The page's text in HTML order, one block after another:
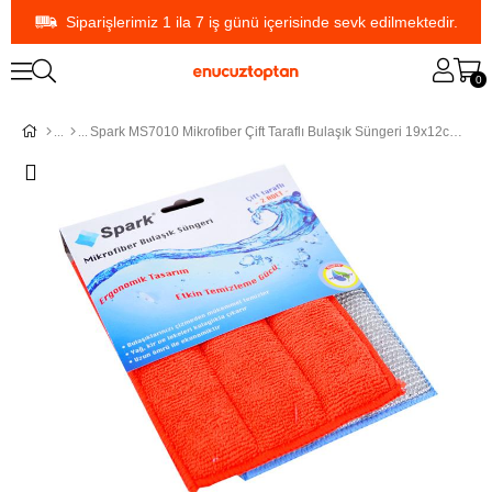
Siparişlerimiz 1 ila 7 iş günü içerisinde sevk edilmektedir.
0
Spark MS7010 Mikrofiber Çift Taraflı Bulaşık Süngeri 19x12cm 2'li Set | ID3025